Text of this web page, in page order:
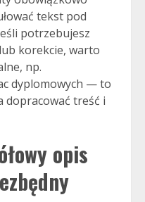
tekst pod
potrzebujesz
korekcie, warto
np.
dyplomowych — to
dopracować treść i
opis